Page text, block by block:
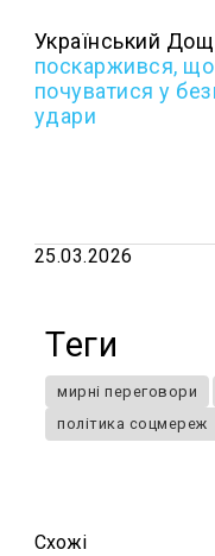
Український
поскаржився,
почуватися у
удари
25.03.2026
Теги
мирні переговори
політика соцмереж
Схожi